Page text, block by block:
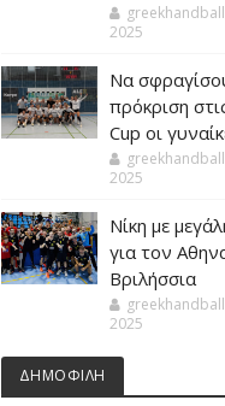
2025
Να
πρόκριση
Cup οι
2025
Νίκη με
για τον
Βριλήσσια
2025
ΔΗΜΟΦΙΛΗ